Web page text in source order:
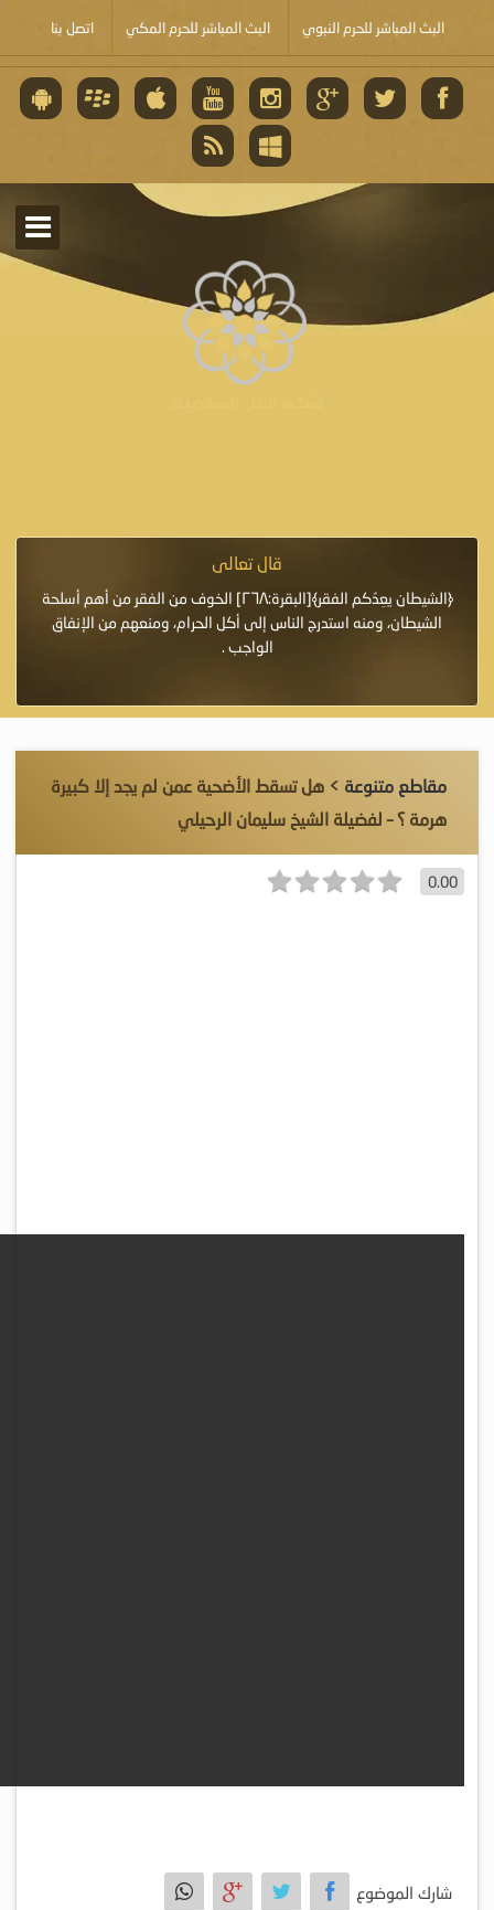
البث المباشر للحرم النبوي البث المباشر للحرم المكي اتصل بنا
قال تعالى
﴿الشيطان يعِدُكم الفقر﴾[البقرة:٢٦٨] الخوف من الفقر من أهم أسلحة
الشيطان، ومنه استدرج الناس إلى أكل الحرام، ومنعهم من الإنفاق
الواجب .
مقاطع متنوعة > هل تسقط الأضحية عمن لم يجد إلا كبيرة
هرمة ؟ – لفضيلة الشيخ سليمان الرحيلي
0.00
شارك الموضوع